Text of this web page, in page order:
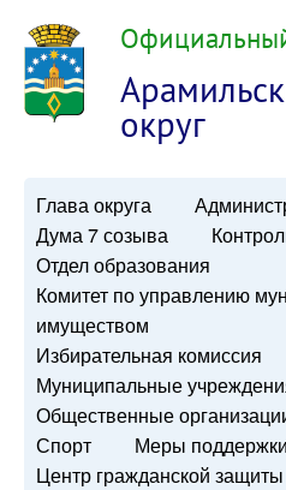
округ
Глава округа
Дума 7 созыва
Отдел образования
Комитет по управлению
имуществом
Избирательная комиссия
Муниципальные
Общественные
Спорт
Меры
Центр гражданской защиты